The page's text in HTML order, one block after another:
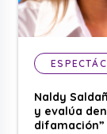
Naldy
y evalúa
difamación”